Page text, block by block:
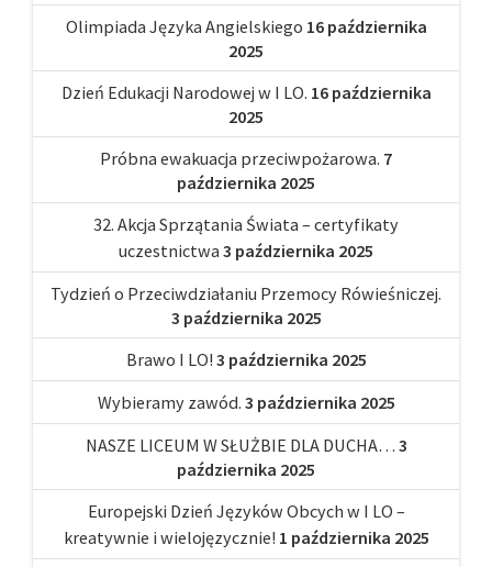
Olimpiada Języka Angielskiego 16 października
2025
Dzień Edukacji Narodowej w I LO. 16 października
2025
Próbna ewakuacja przeciwpożarowa. 7
października 2025
32. Akcja Sprzątania Świata – certyfikaty
uczestnictwa 3 października 2025
Tydzień o Przeciwdziałaniu Przemocy Rówieśniczej.
3 października 2025
Brawo I LO! 3 października 2025
Wybieramy zawód. 3 października 2025
NASZE LICEUM W SŁUŻBIE DLA DUCHA… 3
października 2025
Europejski Dzień Języków Obcych w I LO –
kreatywnie i wielojęzycznie! 1 października 2025